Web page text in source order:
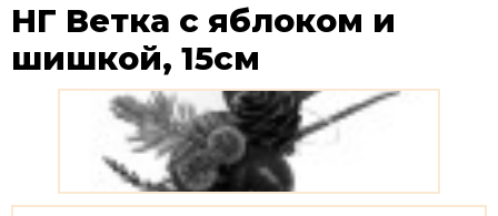
НГ Ветка с яблоком и
шишкой, 15см